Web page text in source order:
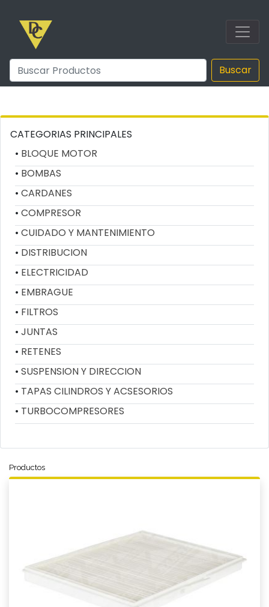
Buscar
CATEGORIAS PRINCIPALES
BLOQUE MOTOR
BOMBAS
CARDANES
COMPRESOR
CUIDADO Y MANTENIMIENTO
DISTRIBUCION
ELECTRICIDAD
EMBRAGUE
FILTROS
JUNTAS
RETENES
SUSPENSION Y DIRECCION
TAPAS CILINDROS Y ACSESORIOS
TURBOCOMPRESORES
Productos